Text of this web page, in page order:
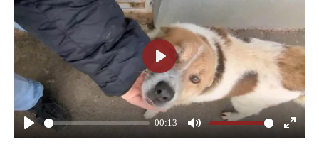
P
00:13
M
E
P
l
a
y